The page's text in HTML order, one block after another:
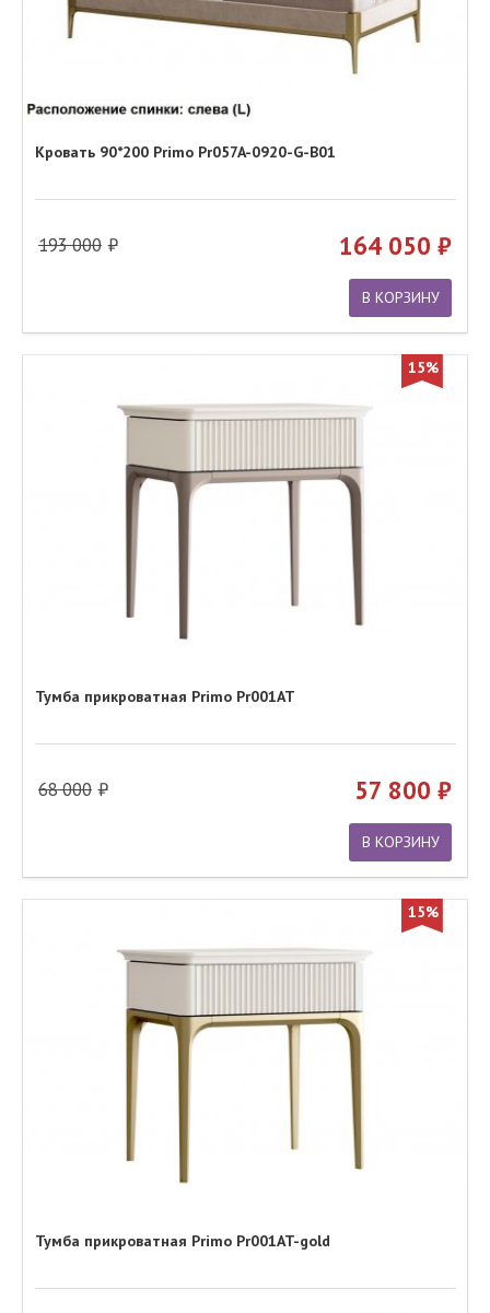
Кровать 90*200 Primo Pr057A-0920-G-B01
193 000 164 050
В КОРЗИНУ
15%
Тумба прикроватная Primo Pr001AT
68 000 57 800
В КОРЗИНУ
15%
Тумба прикроватная Primo Pr001AT-gold